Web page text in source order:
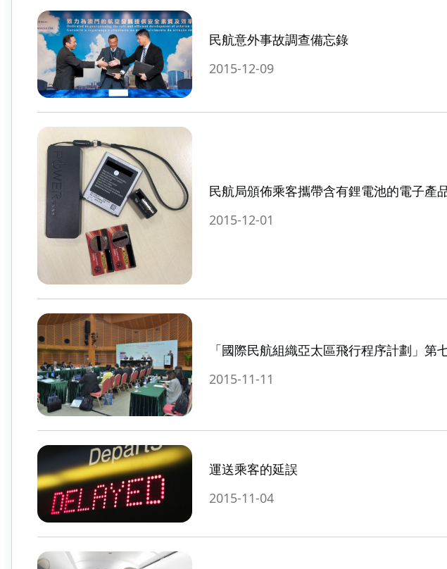
民航意外事故調查備忘錄
2015-12-09
民航局頒佈乘客攜帶含有鋰電池的電子產
2015-12-01
「國際民航組織亞太區飛行程序計劃」第
2015-11-11
運送乘客的延誤
2015-11-04